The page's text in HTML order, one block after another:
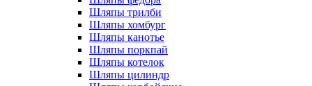
Шляпы трилби
Шляпы хомбург
Шляпы канотье
Шляпы поркпай
Шляпы котелок
Шляпы цилиндр